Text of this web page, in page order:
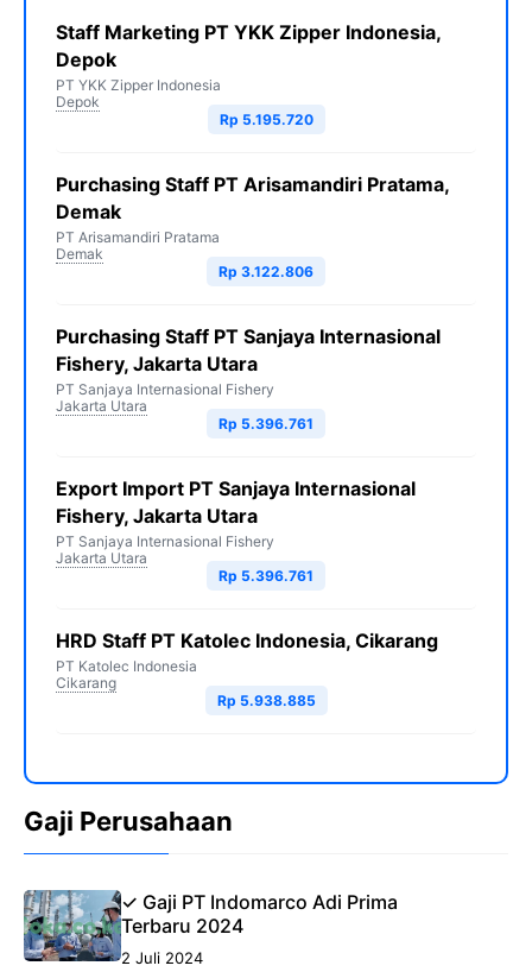
Staff Marketing PT YKK Zipper Indonesia,
Depok
PT YKK Zipper Indonesia
Depok
Rp 5.195.720
Purchasing Staff PT Arisamandiri Pratama,
Demak
PT Arisamandiri Pratama
Demak
Rp 3.122.806
Purchasing Staff PT Sanjaya Internasional
Fishery, Jakarta Utara
PT Sanjaya Internasional Fishery
Jakarta Utara
Rp 5.396.761
Export Import PT Sanjaya Internasional
Fishery, Jakarta Utara
PT Sanjaya Internasional Fishery
Jakarta Utara
Rp 5.396.761
HRD Staff PT Katolec Indonesia, Cikarang
PT Katolec Indonesia
Cikarang
Rp 5.938.885
Gaji Perusahaan
✓ Gaji PT Indomarco Adi Prima
Terbaru 2024
2 Juli 2024